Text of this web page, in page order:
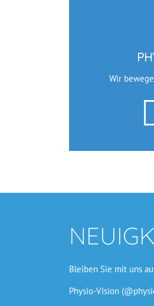
Wir
Bleiben Sie mit uns
Physio-Vision